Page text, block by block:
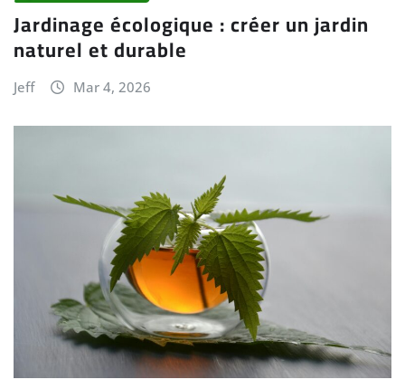
Jardinage écologique : créer un jardin
naturel et durable
Jeff Mar 4, 2026